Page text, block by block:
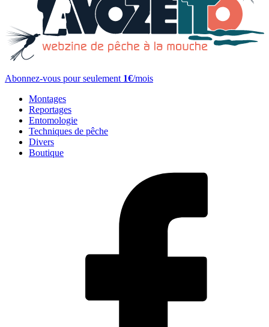
Abonnez-vous pour seulement 1€/mois
Montages
Reportages
Entomologie
Techniques de pêche
Divers
Boutique